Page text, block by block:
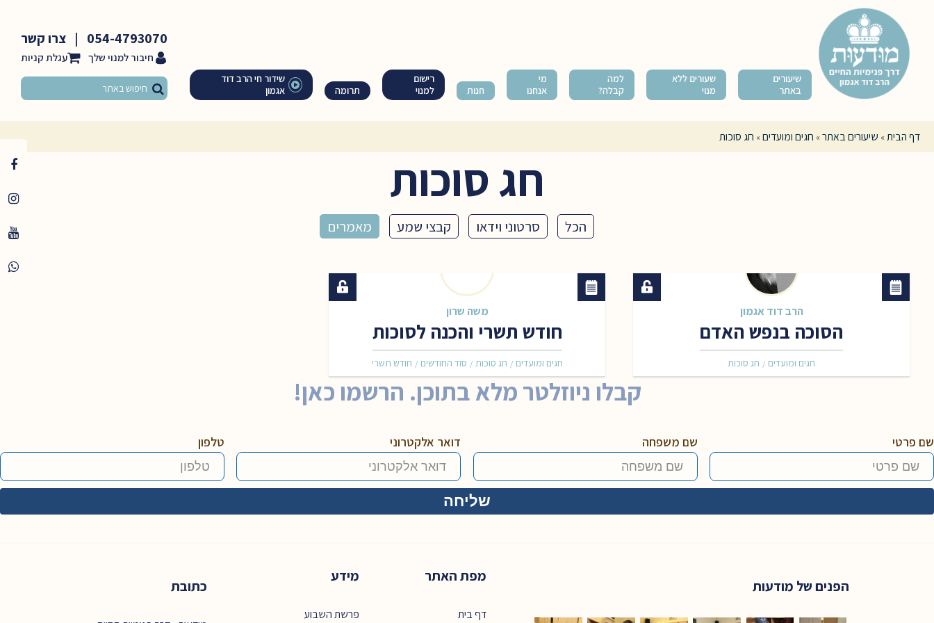
שיעורים
באתר
שעורים ללא
מנוי
למה
קבלה?
מי
אנחנו
חנות
רישום
למנוי
תרומה
שידור חי הרב דוד
אגמון
054-4793070
| צרו קשר
חיבור למנוי שלך
דף הבית» שיעורים באתר» חגים ומועדים» חג סוכות
חג סוכות
הכל סרטוני וידאו קבצי שמע מאמרים
הרב דוד אגמון
הסוכה בנפש האדם
חגים ומועדים / חג סוכות
משה שרון
חודש תשרי והכנה לסוכות
חגים ומועדים / חג סוכות / סוד החודשים / חודש תשרי
קבלו ניוזלטר מלא בתוכן. הרשמו כאן!
שם פרטי שם משפחה דואר אלקטרוני טלפון
כתובת
מפת האתר
דף בית
מידע
פרשת השבוע
הפנים של מודעות